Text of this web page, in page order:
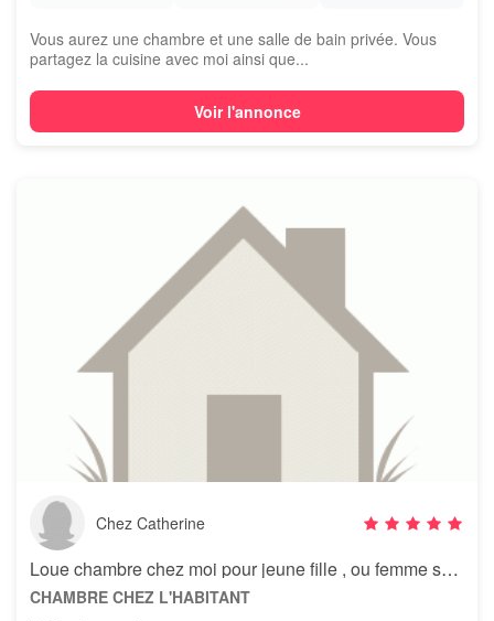
Vous aurez une chambre et une salle de bain privée. Vous
partagez la cuisine avec moi ainsi que...
Voir l'annonce
Chez Catherine
Loue chambre chez moi pour jeune fille , ou femme seule
CHAMBRE CHEZ L'HABITANT